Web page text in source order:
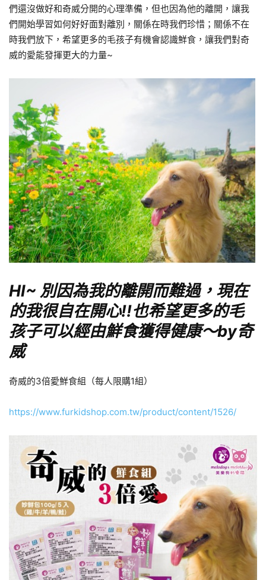
們還沒做好和奇威分開的心理準備，但也因為他的離開，讓我
們開始學習如何好好面對離別，關係在時我們珍惜；關係不在
時我們放下，希望更多的毛孩子有機會認識鮮食，讓我們對奇
威的愛能發揮更大的力量~
HI~ 別因為我的離開而難過，現在
的我很自在開心!!也希望更多的毛
孩子可以經由鮮食獲得健康～by奇
威
奇威的3倍愛鮮食組（每人限購1組）
https://www.furkidshop.com.tw/product/content/1526/